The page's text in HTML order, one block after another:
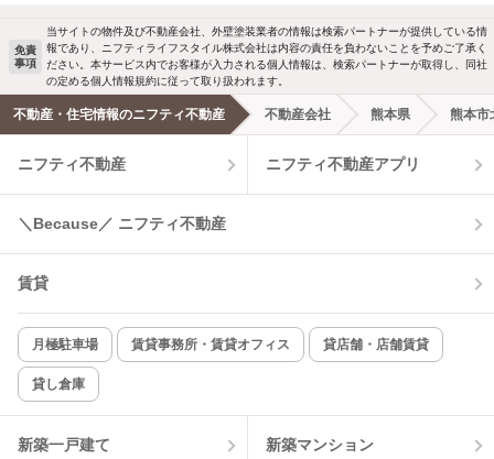
免責
事項
当サイトの物件及び不動産会社、外壁塗装業者の情報は検索パートナーが提供している情
報であり、ニフティライフスタイル株式会社は内容の責任を負わないことを予めご了承く
ださい。本サービス内でお客様が入力される個人情報は、検索パートナーが取得し、同社
の定める個人情報規約に従って取り扱われます。
不動産・住宅情報のニフティ不動産 不動産会社 熊本県 熊本市
ニフティ不動産 ニフティ不動産アプリ
＼Because／ ニフティ不動産
賃貸
月極駐車場 賃貸事務所・賃貸オフィス 貸店舗・店舗賃貸
貸し倉庫
新築一戸建て 新築マンション